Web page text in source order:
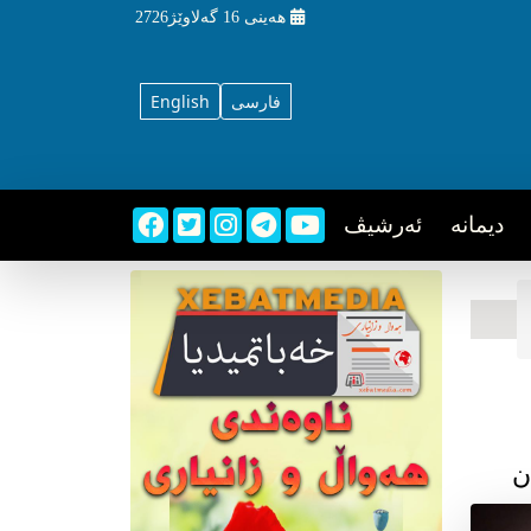
هه‌ینی 16 گه‌لاوێژ2726
English فارسی
دیمانه ئه‌رشیڤ